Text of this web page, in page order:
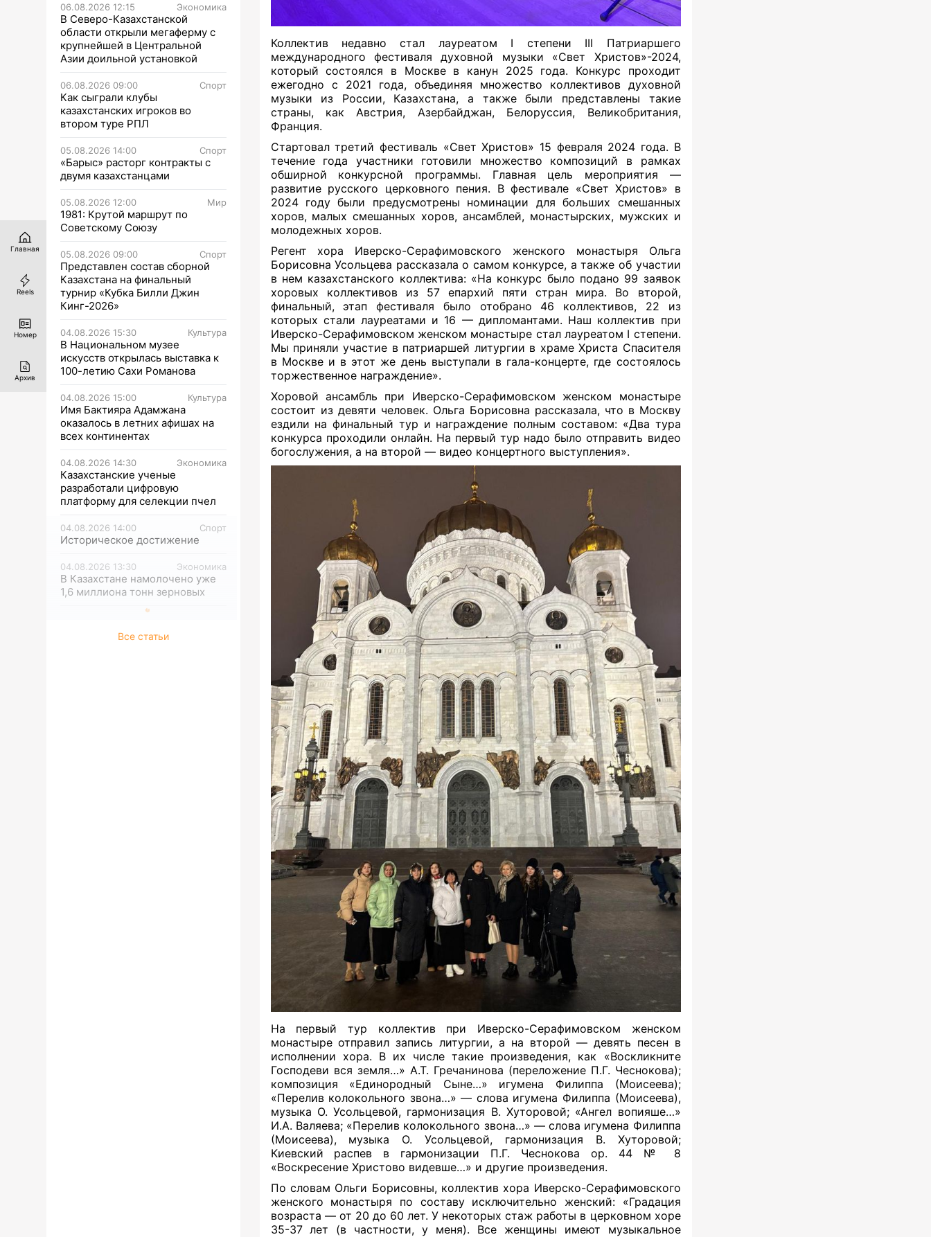
06.08.2026 12:15 Экономика
В Северо-Казахстанской
области открыли мегаферму с
крупнейшей в Центральной
Азии доильной установкой
06.08.2026 09:00 Спорт
Как сыграли клубы
казахстанских игроков во
втором туре РПЛ
05.08.2026 14:00 Спорт
«Барыс» расторг контракты с
двумя казахстанцами
05.08.2026 12:00 Мир
1981: Крутой маршрут по
Советскому Союзу
05.08.2026 09:00 Спорт
Представлен состав сборной
Казахстана на финальный
турнир «Кубка Билли Джин
Кинг-2026»
04.08.2026 15:30 Культура
В Национальном музее
искусств открылась выставка к
100-летию Сахи Романова
04.08.2026 15:00 Культура
Имя Бактияра Адамжана
оказалось в летних афишах на
всех континентах
04.08.2026 14:30 Экономика
Казахстанские ученые
разработали цифровую
платформу для селекции пчел
04.08.2026 14:00 Спорт
Историческое достижение
04.08.2026 13:30 Экономика
В Казахстане намолочено уже
1,6 миллиона тонн зерновых
Все статьи
Коллектив недавно стал лауреатом I степени III Патриаршего
международного фестиваля духовной музыки «Свет Христов»-2024,
который состоялся в Москве в канун 2025 года. Конкурс проходит
ежегодно с 2021 года, объединяя множество коллективов духовной
музыки из России, Казахстана, а также были представлены такие
страны, как Австрия, Азербайджан, Белоруссия, Великобритания,
Франция.
Стартовал третий фестиваль «Свет Христов» 15 февраля 2024 года. В
течение года участники готовили множество композиций в рамках
обширной конкурсной программы. Главная цель мероприятия —
развитие русского церковного пения. В фестивале «Свет Христов» в
2024 году были предусмотрены номинации для больших смешанных
хоров, малых смешанных хоров, ансамблей, монастырских, мужских и
молодежных хоров.
Регент хора Иверско-Серафимовского женского монастыря Ольга
Борисовна Усольцева рассказала о самом конкурсе, а также об участии
в нем казахстанского коллектива: «На конкурс было подано 99 заявок
хоровых коллективов из 57 епархий пяти стран мира. Во второй,
финальный, этап фестиваля было отобрано 46 коллективов, 22 из
которых стали лауреатами и 16 — дипломантами. Наш коллектив при
Иверско-Серафимовском женском монастыре стал лауреатом I степени.
Мы приняли участие в патриаршей литургии в храме Христа Спасителя
в Москве и в этот же день выступали в гала-концерте, где состоялось
торжественное награждение».
Хоровой ансамбль при Иверско-Серафимовском женском монастыре
состоит из девяти человек. Ольга Борисовна рассказала, что в Москву
ездили на финальный тур и награждение полным составом: «Два тура
конкурса проходили онлайн. На первый тур надо было отправить видео
богослужения, а на второй — видео концертного выступления».
На первый тур коллектив при Иверско-Серафимовском женском
монастыре отправил запись литургии, а на второй — девять песен в
исполнении хора. В их числе такие произведения, как «Воскликните
Господеви вся земля…» А.Т. Гречанинова (переложение П.Г. Чеснокова);
композиция «Единородный Сыне…» игумена Филиппа (Моисеева);
«Перелив колокольного звона…» — слова игумена Филиппа (Моисеева),
музыка О. Усольцевой, гармонизация В. Хуторовой; «Ангел вопияше…»
И.А. Валяева; «Перелив колокольного звона…» — слова игумена Филиппа
(Моисеева), музыка О. Усольцевой, гармонизация В. Хуторовой;
Киевский распев в гармонизации П.Г. Чеснокова op. 44 № 8
«Воскресение Христово видевше…» и другие произведения.
По словам Ольги Борисовны, коллектив хора Иверско-Серафимовского
женского монастыря по составу исключительно женский: «Градация
возраста — от 20 до 60 лет. У некоторых стаж работы в церковном хоре
35-37 лет (в частности, у меня). Все женщины имеют музыкальное
Главная
Reels
Номер
Архив